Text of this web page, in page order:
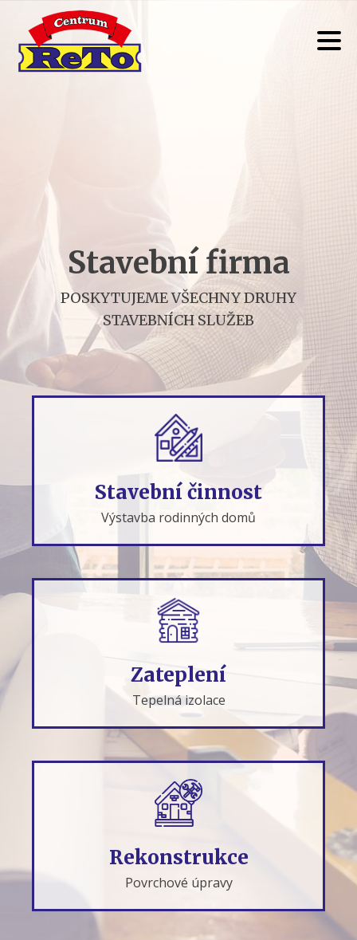
Stavební firma
POSKYTUJEME VŠECHNY DRUHY
STAVEBNÍCH SLUŽEB
Stavební činnost
Výstavba rodinných domů
Zateplení
Tepelná izolace
Rekonstrukce
Povrchové úpravy